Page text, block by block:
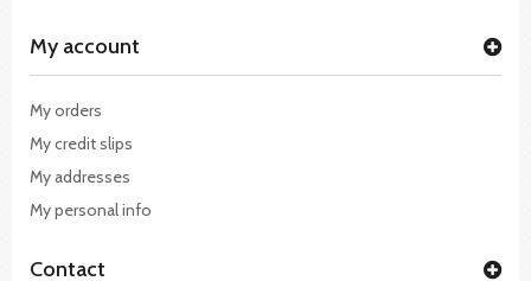
My account
My orders
My credit slips
My addresses
My personal info
Contact